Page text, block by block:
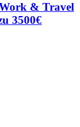
& Travel
3500€